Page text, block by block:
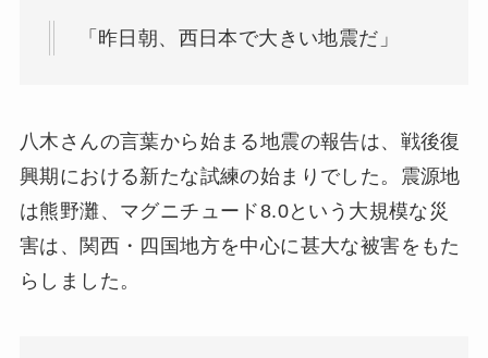
「昨日朝、西日本で大きい地震だ」
八木さんの言葉から始まる地震の報告は、戦後復
興期における新たな試練の始まりでした。震源地
は熊野灘、マグニチュード8.0という大規模な災
害は、関西・四国地方を中心に甚大な被害をもた
らしました。